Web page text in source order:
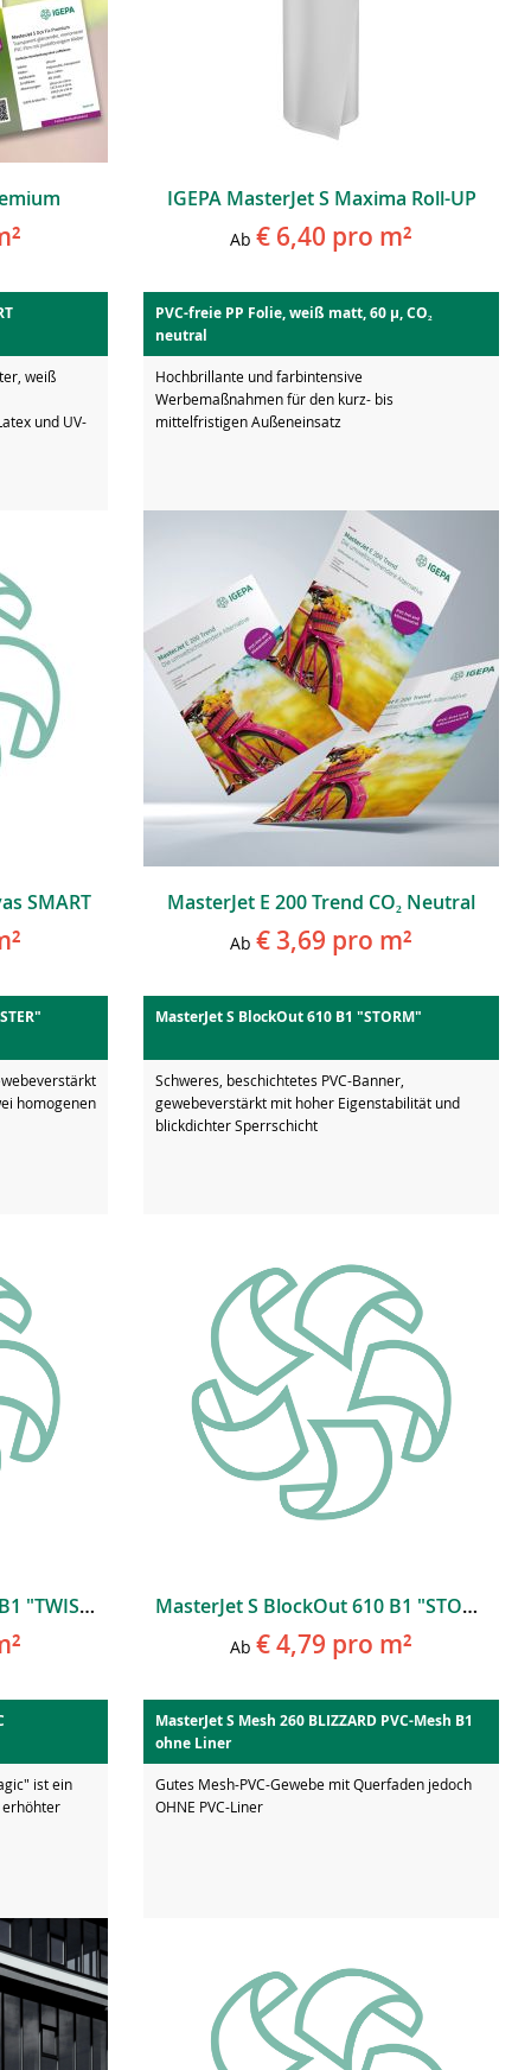
IGEPA MasterJet S Maxima Roll-UP
Ab € 6,40 pro m²
weiß
und UV-
SMART
PVC-freie PP Folie, weiß matt, 60 µ, CO₂
neutral
Hochbrillante und farbintensive
Werbemaßnahmen für den kurz- bis
mittelfristigen Außeneinsatz
MasterJet E 200 Trend CO₂ Neutral
Ab € 3,69 pro m²
homogenen
MasterJet S BlockOut 510 B1 "TWISTER"
MasterJet S BlockOut 610 B1 "STORM"
Schweres, beschichtetes PVC-Banner,
gewebeverstärkt mit hoher Eigenstabilität und
blickdichter Sperrschicht
MasterJet S BlockOut 610 B1 "STORM"
Ab € 4,79 pro m²
ist ein
erhöhter
MasterJet S Mesh 260 BLIZZARD PVC-Mesh B1
ohne Liner
Gutes Mesh-PVC-Gewebe mit Querfaden jedoch
OHNE PVC-Liner